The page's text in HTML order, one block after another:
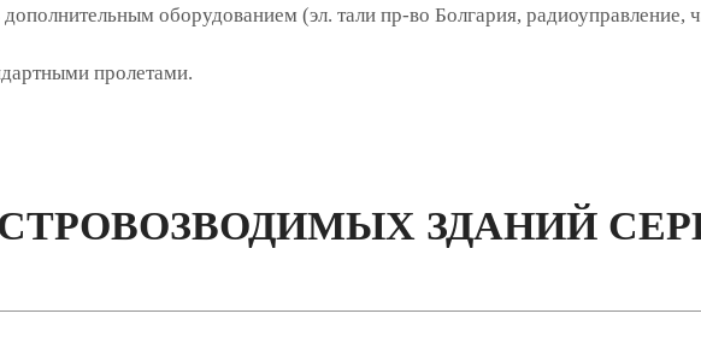
оборудованием (эл. тали пр-во Болгария, радиоуправление,
пролетами.
ЗДАНИЙ